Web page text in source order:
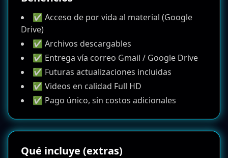
✅ Acceso de por vida al material (Google
Drive)
✅ Archivos descargables
✅ Entrega vía correo Gmail / Google Drive
✅ Futuras actualizaciones incluidas
✅ Videos en calidad Full HD
✅ Pago único, sin costos adicionales
Qué incluye (extras)